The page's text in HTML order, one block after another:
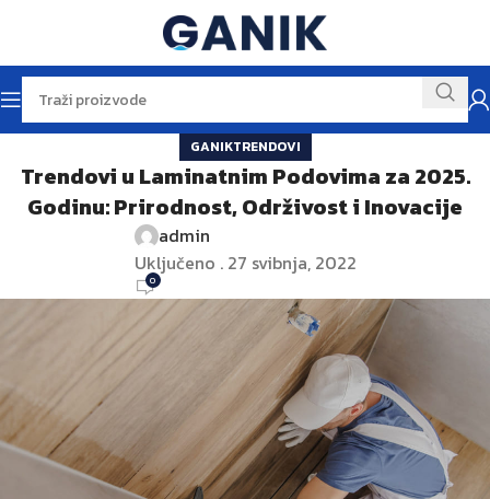
GANIKTRENDOVI
Trendovi u Laminatnim Podovima za 2025.
Godinu: Prirodnost, Održivost i Inovacije
admin
Uključeno . 27 svibnja, 2022
0